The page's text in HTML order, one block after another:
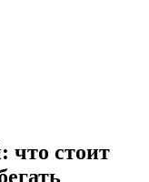
что стоит